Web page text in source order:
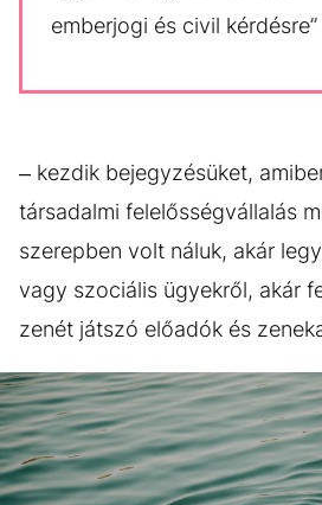
emberjogi és civil kérdésre”
– kezdik bejegyzésüket,
társadalmi felelősségvállalás
szerepben volt náluk, akár
vagy szociális ügyekről, akár
zenét játszó előadók és